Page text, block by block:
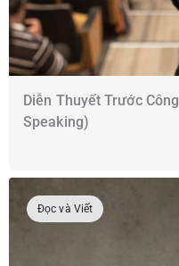
Diễn Thuyết Trước
Speaking)
Đọc và Viết